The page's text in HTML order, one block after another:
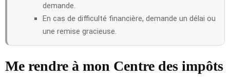
demande.
En cas de difficulté financière, demande un délai ou
une remise gracieuse.
Me rendre à mon Centre des impôts